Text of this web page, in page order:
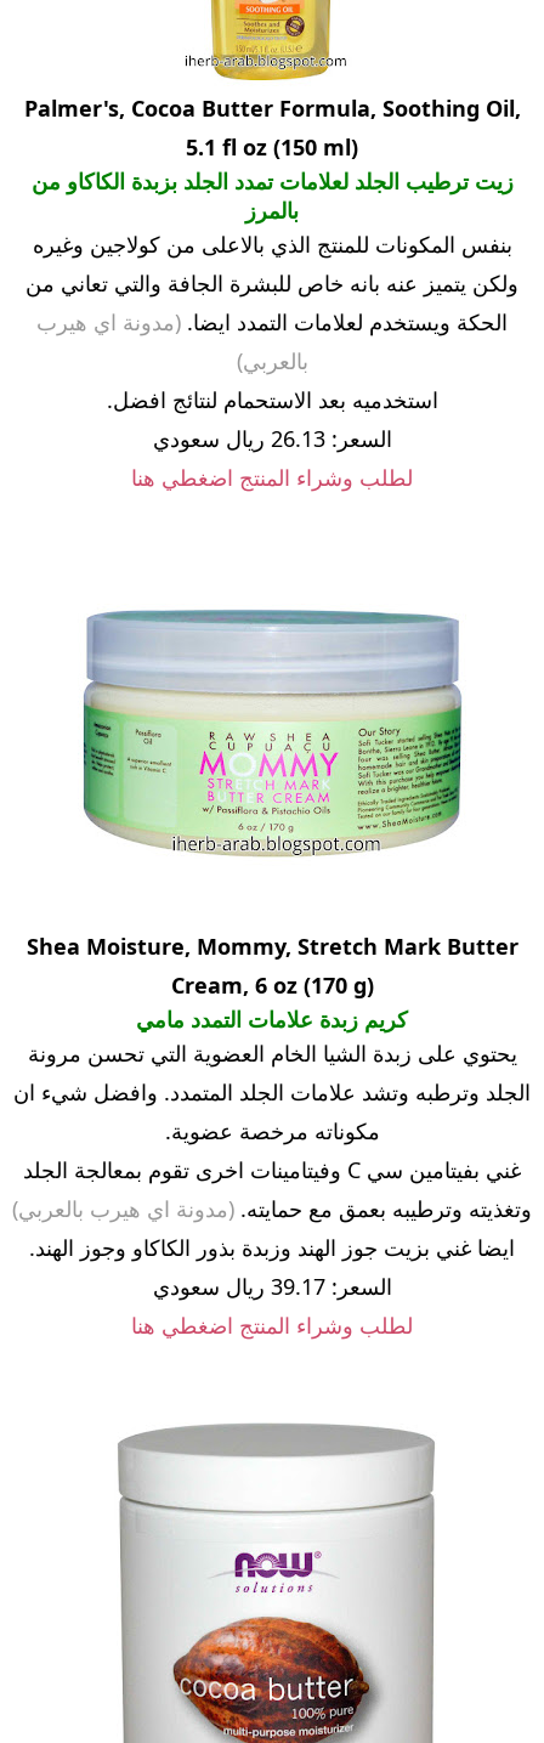
Palmer's, Cocoa Butter Formula, Soothing Oil,
5.1 fl oz (150 ml)
زيت ترطيب الجلد لعلامات تمدد الجلد بزبدة الكاكاو من
بالمرز
بنفس المكونات للمنتج الذي بالاعلى من كولاجين وغيره
ولكن يتميز عنه بانه خاص للبشرة الجافة والتي تعاني من
الحكة ويستخدم لعلامات التمدد ايضا. (مدونة اي هيرب
بالعربي)
استخدميه بعد الاستحمام لنتائج افضل.
السعر: 26.13 ريال سعودي
لطلب وشراء المنتج اضغطي هنا
Shea Moisture, Mommy, Stretch Mark Butter
Cream, 6 oz (170 g)
كريم زبدة علامات التمدد مامي
يحتوي على زبدة الشيا الخام العضوية التي تحسن مرونة
الجلد وترطبه وتشد علامات الجلد المتمدد. وافضل شيء ان
مكوناته مرخصة عضوية.
غني بفيتامين سي C وفيتامينات اخرى تقوم بمعالجة الجلد
وتغذيته وترطيبه بعمق مع حمايته. (مدونة اي هيرب بالعربي)
ايضا غني بزيت جوز الهند وزبدة بذور الكاكاو وجوز الهند.
السعر: 39.17 ريال سعودي
لطلب وشراء المنتج اضغطي هنا